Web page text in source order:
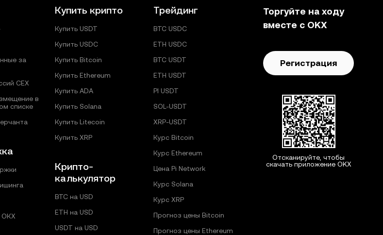
за
CEX
в
списке
ОКХ
Купить крипто
Купить USDT
Купить USDC
Купить Bitcoin
Купить Ethereum
Купить ADA
Купить Solana
Купить Litecoin
Купить XRP
Крипто-
калькулятор
BTC на USD
ETH на USD
USDT на USD
Трейдинг
BTC USDC
ETH USDC
BTC USDT
ETH USDT
PI USDT
SOL-USDT
XRP-USDT
Курс Bitcoin
Курс Ethereum
Цена Pi Network
Курс Solana
Курс XRP
Прогноз цены Bitcoin
Прогноз цены Ethereum
Торгуйте на ходу
вместе с OKX
Регистрация
Отсканируйте, чтобы
скачать приложение OKX